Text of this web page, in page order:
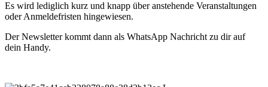
Es wird lediglich kurz und knapp über anstehende Veranstaltungen
oder Anmeldefristen hingewiesen.
Der Newsletter kommt dann als WhatsApp Nachricht zu dir auf
dein Handy.